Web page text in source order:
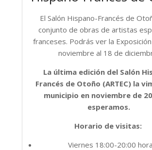
El Salón Hispano-Francés de
conjunto de obras de artistas
franceses. Podrás ver la
noviembre al 18 de
La última edición del Salón
Francés de Otoño (ARTEC) la
municipio en noviembre de
esperamos.
Horario de visitas:
Viernes 18:00-20:00